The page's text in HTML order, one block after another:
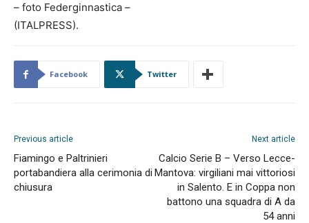
– foto Federginnastica –
(ITALPRESS).
Facebook Twitter
Previous article
Fiamingo e Paltrinieri
portabandiera alla cerimonia di
chiusura
Next article
Calcio Serie B – Verso Lecce-
Mantova: virgiliani mai vittoriosi
in Salento. E in Coppa non
battono una squadra di A da
54 anni